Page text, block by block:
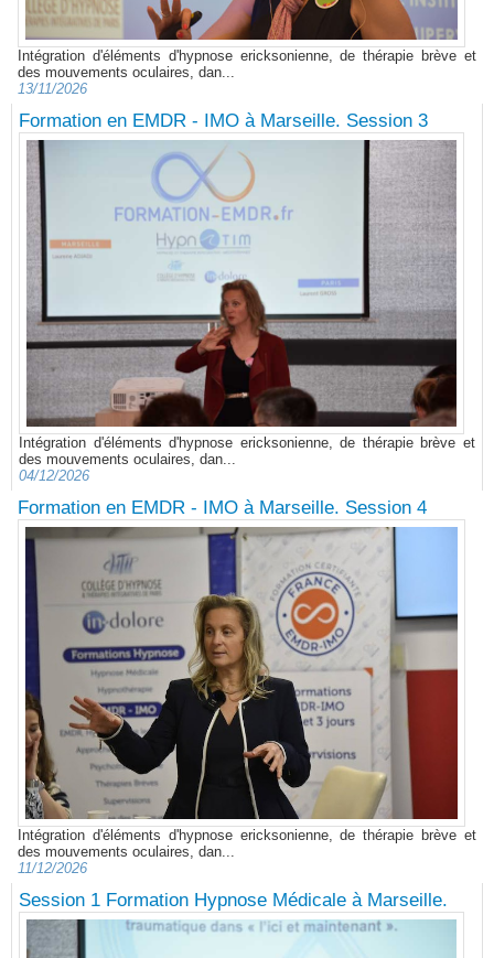
Intégration d'éléments d'hypnose ericksonienne, de thérapie brève et
des mouvements oculaires, dan...
13/11/2026
Formation en EMDR - IMO à Marseille. Session 3
Intégration d'éléments d'hypnose ericksonienne, de thérapie brève et
des mouvements oculaires, dan...
04/12/2026
Formation en EMDR - IMO à Marseille. Session 4
Intégration d'éléments d'hypnose ericksonienne, de thérapie brève et
des mouvements oculaires, dan...
11/12/2026
Session 1 Formation Hypnose Médicale à Marseille.